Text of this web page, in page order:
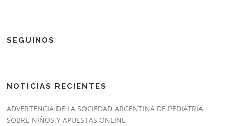
SEGUINOS
NOTICIAS RECIENTES
ADVERTENCIA DE LA SOCIEDAD ARGENTINA DE PEDIATRIA
SOBRE NIÑOS Y APUESTAS ONLINE